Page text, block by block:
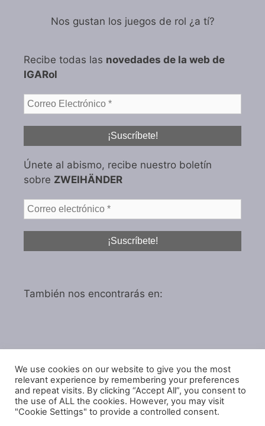
Nos gustan los juegos de rol ¿a tí?
Recibe todas las novedades de la web de
IGARol
Únete al abismo, recibe nuestro boletín
sobre ZWEIHÄNDER
También nos encontrarás en:
Política de privacidad
Política de cookies
We use cookies on our website to give you the most
relevant experience by remembering your preferences
and repeat visits. By clicking “Accept All”, you consent to
the use of ALL the cookies. However, you may visit
"Cookie Settings" to provide a controlled consent.